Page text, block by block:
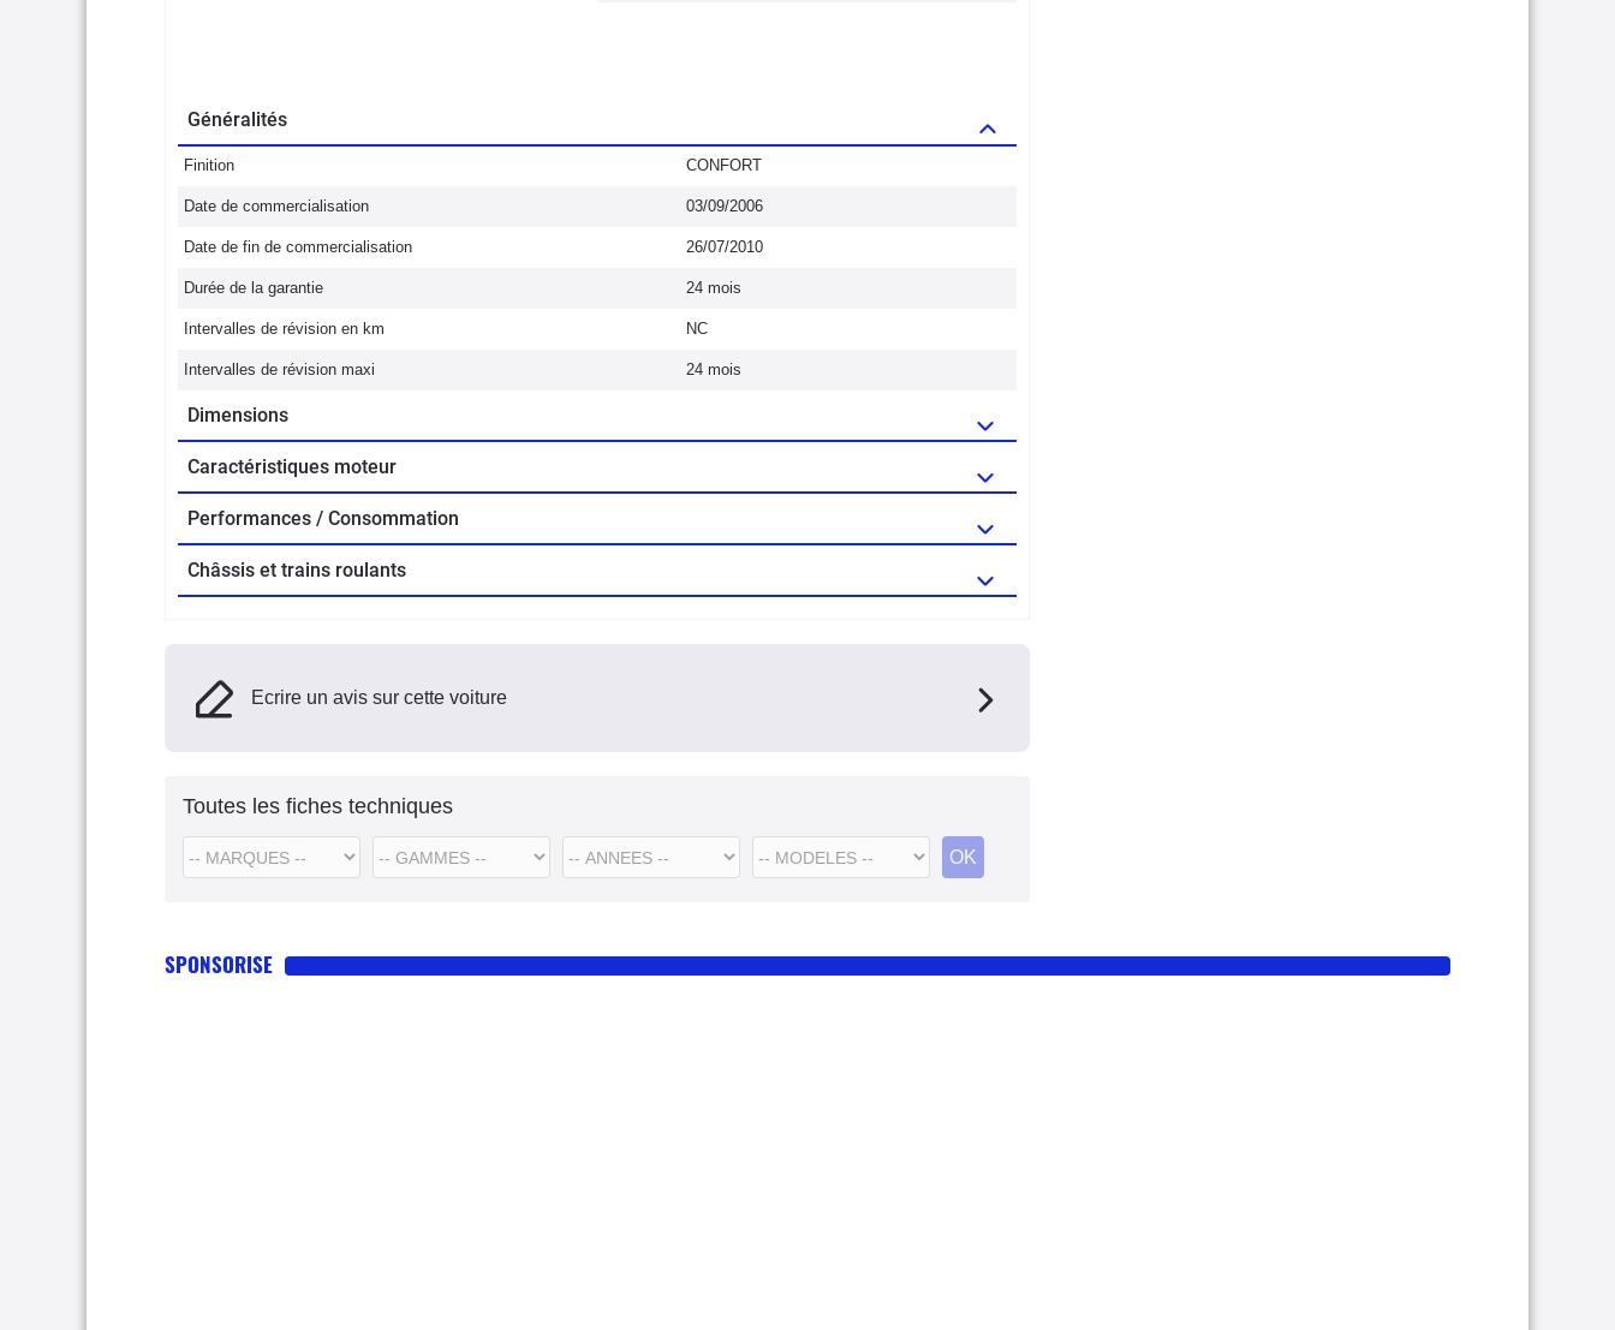
Généralités
Finition CONFORT
Date de commercialisation 03/09/2006
Date de fin de commercialisation 26/07/2010
Durée de la garantie 24 mois
Intervalles de révision en km NC
Intervalles de révision maxi 24 mois
Dimensions
Caractéristiques moteur
Performances / Consommation
Châssis et trains roulants
Ecrire un avis sur cette voiture
Toutes les fiches techniques
SPONSORISE